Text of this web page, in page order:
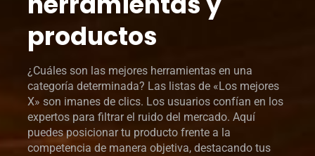
productos
¿Cuáles son las mejores herramientas en una
categoría determinada? Las listas de «Los mejores
X» son imanes de clics. Los usuarios confían en los
expertos para filtrar el ruido del mercado. Aquí
puedes posicionar tu producto frente a la
competencia de manera objetiva, destacando tus